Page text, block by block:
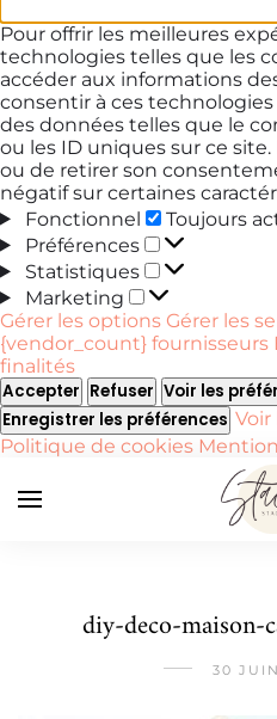
Pour offrir les meilleures
technologies telles que les
accéder aux informations
consentir à ces
des données telles que le
ou les ID uniques sur ce
ou de retirer son
négatif sur certaines
Fonctionnel
Toujours
Préférences
Préférences
Statistiques
Statistiques
Marketing
Marketing
Gérer les options Gérer les
{vendor_count} fournisseurs
finalités
Accepter Refuser Voir les
Enregistrer les préférences Voir
Politique de cookies
diy-deco-
30